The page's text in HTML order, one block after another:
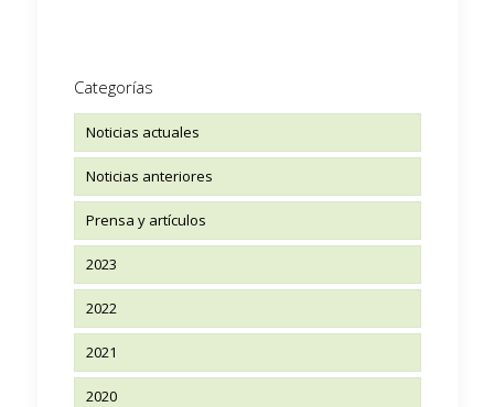
Categorías
Noticias actuales
Noticias anteriores
Prensa y artículos
2023
2022
2021
2020